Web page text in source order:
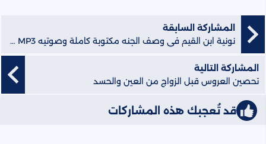
المشاركة السابقة
نونية ابن القيم في وصف الجنه مكتوبة كاملة وصوتيه MP3 فارس عباد
المشاركة التالية
تحصين العروس قبل الزواج من العين والحسد
قد تُعجبك هذه المشاركات